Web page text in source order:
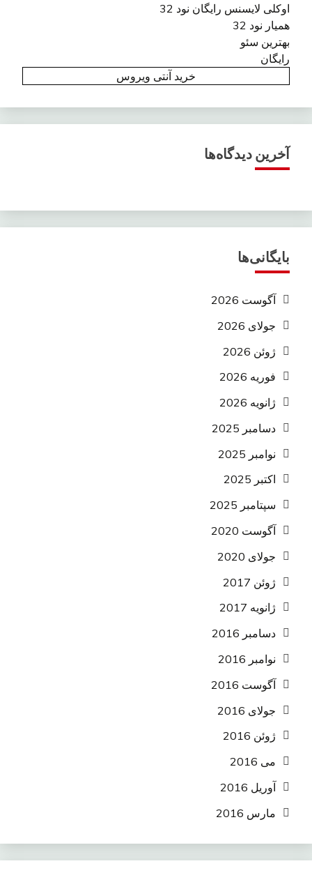
اوکلی لایسنس رایگان نود 32
همیار نود 32
بهترین سئو
رایگان
خرید آنتی ویروس
آخرین دیدگاه‌ها
بایگانی‌ها
آگوست 2026
جولای 2026
ژوئن 2026
فوریه 2026
ژانویه 2026
دسامبر 2025
نوامبر 2025
اکتبر 2025
سپتامبر 2025
آگوست 2020
جولای 2020
ژوئن 2017
ژانویه 2017
دسامبر 2016
نوامبر 2016
آگوست 2016
جولای 2016
ژوئن 2016
می 2016
آوریل 2016
مارس 2016